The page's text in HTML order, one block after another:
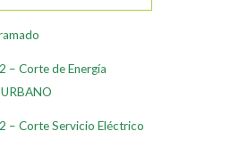
– Corte de Energía
– Corte Servicio Eléctrico